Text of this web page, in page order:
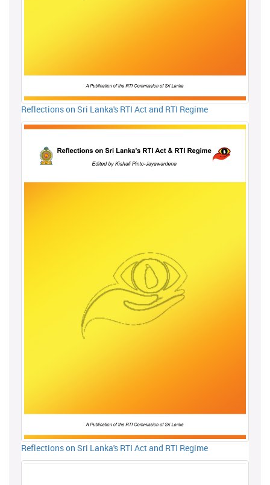
Reflections on Sri Lanka's RTI Act and RTI Regime
Reflections on Sri Lanka's RTI Act and RTI Regime